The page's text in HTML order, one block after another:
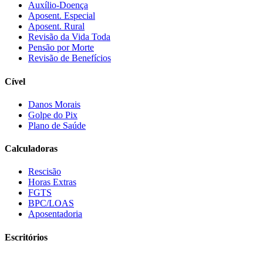
Auxílio-Doença
Aposent. Especial
Aposent. Rural
Revisão da Vida Toda
Pensão por Morte
Revisão de Benefícios
Cível
Danos Morais
Golpe do Pix
Plano de Saúde
Calculadoras
Rescisão
Horas Extras
FGTS
BPC/LOAS
Aposentadoria
Escritórios